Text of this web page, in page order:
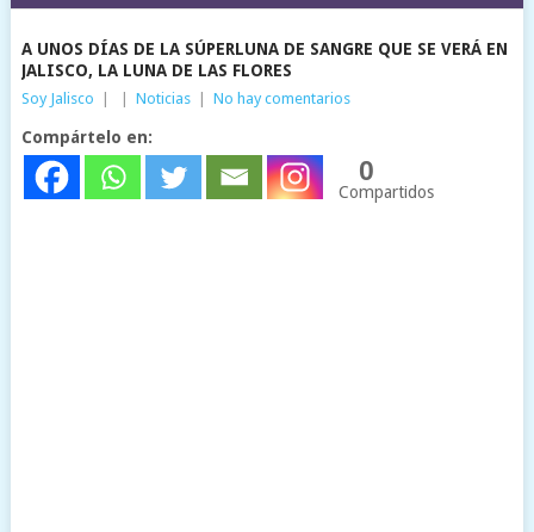
A UNOS DÍAS DE LA SÚPERLUNA DE SANGRE QUE SE VERÁ EN
JALISCO, LA LUNA DE LAS FLORES
Soy Jalisco Noticias No hay comentarios
Compártelo en:
0
Compartidos